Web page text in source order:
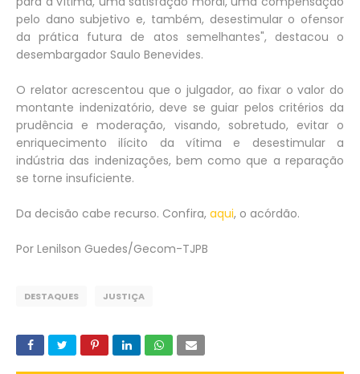
pelo dano subjetivo e, também, desestimular o ofensor
da prática futura de atos semelhantes", destacou o
desembargador Saulo Benevides.
O relator acrescentou que o julgador, ao fixar o valor do
montante indenizatório, deve se guiar pelos critérios da
prudência e moderação, visando, sobretudo, evitar o
enriquecimento ilícito da vítima e desestimular a
indústria das indenizações, bem como que a reparação
se torne insuficiente.
Da decisão cabe recurso. Confira, aqui, o acórdão.
Por Lenilson Guedes/Gecom-TJPB
DESTAQUES JUSTIÇA